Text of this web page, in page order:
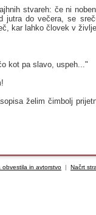
stvareh: če ni
do večera, se
kar lahko človek v
kot pa slavo, uspeh..."
želim čimbolj
obvestila in avtorstvo | Načrt